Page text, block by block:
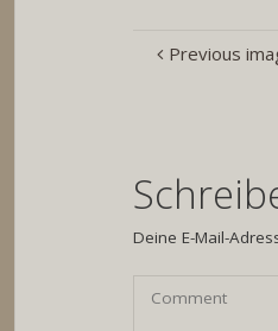
Previous
Deine E-Mail-